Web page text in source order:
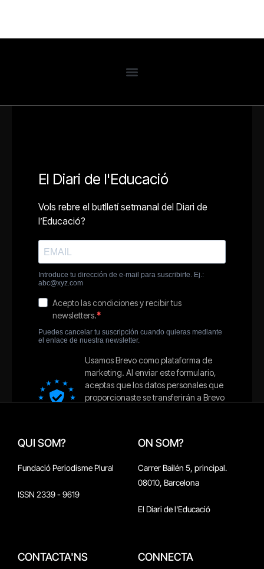
QUI SOM?
Fundació Periodisme Plural
ISSN 2339 - 9619
ON SOM?
Carrer Bailén 5, principal.
08010, Barcelona
El Diari de l'Educació
CONTACTA'NS CONNECTA